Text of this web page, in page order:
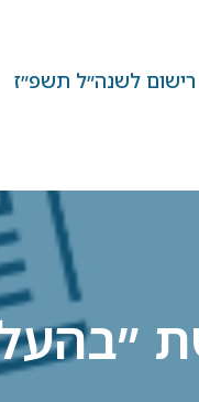
רישום לשנה״ל תשפ״ז